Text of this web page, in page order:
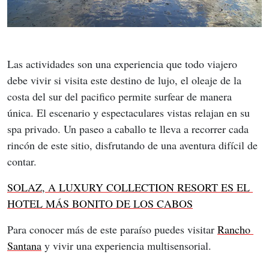
Las actividades son una experiencia que todo viajero
debe vivir si visita este destino de lujo, el oleaje de la
costa del sur del pacifico permite surfear de manera
única. El escenario y espectaculares vistas relajan en su
spa privado. Un paseo a caballo te lleva a recorrer cada
rincón de este sitio, disfrutando de una aventura difícil de
contar.
SOLAZ, A LUXURY COLLECTION RESORT ES EL
HOTEL MÁS BONITO DE LOS CABOS
Para conocer más de este paraíso puedes visitar Rancho
Santana y vivir una experiencia multisensorial.